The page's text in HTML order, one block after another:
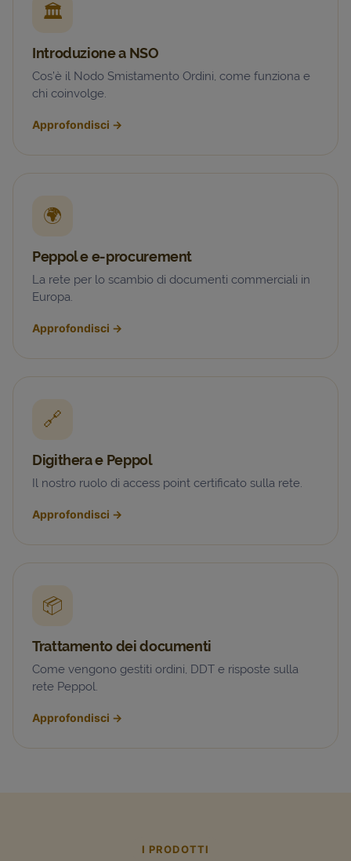
🏛️
Introduzione a NSO
Cos’è il Nodo Smistamento Ordini, come funziona e
chi coinvolge.
Approfondisci →
🌍
Peppol e e-procurement
La rete per lo scambio di documenti commerciali in
Europa.
Approfondisci →
🔗
Digithera e Peppol
Il nostro ruolo di access point certificato sulla rete.
Approfondisci →
📦
Trattamento dei documenti
Come vengono gestiti ordini, DDT e risposte sulla
rete Peppol.
Approfondisci →
I PRODOTTI